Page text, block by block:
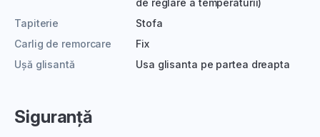
Tapiterie
Stofa
Carlig de remorcare
Fix
Ușă glisantă
Usa glisanta pe partea dreapta
Siguranță